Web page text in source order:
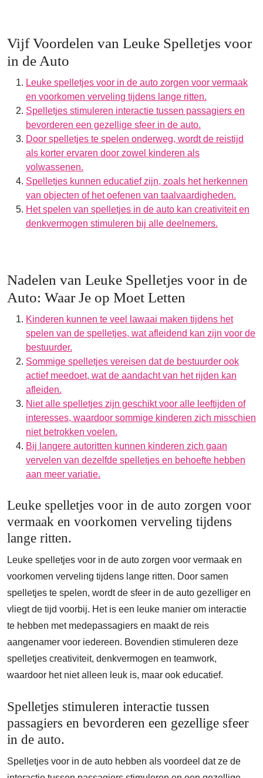
Vijf Voordelen van Leuke Spelletjes voor
in de Auto
Leuke spelletjes voor in de auto zorgen voor vermaak
en voorkomen verveling tijdens lange ritten.
Spelletjes stimuleren interactie tussen passagiers en
bevorderen een gezellige sfeer in de auto.
Door spelletjes te spelen onderweg, wordt de reistijd
als korter ervaren door zowel kinderen als
volwassenen.
Spelletjes kunnen educatief zijn, zoals het herkennen
van objecten of het oefenen van taalvaardigheden.
Het spelen van spelletjes in de auto kan creativiteit en
denkvermogen stimuleren bij alle deelnemers.
Nadelen van Leuke Spelletjes voor in de
Auto: Waar Je op Moet Letten
Kinderen kunnen te veel lawaai maken tijdens het
spelen van de spelletjes, wat afleidend kan zijn voor de
bestuurder.
Sommige spelletjes vereisen dat de bestuurder ook
actief meedoet, wat de aandacht van het rijden kan
afleiden.
Niet alle spelletjes zijn geschikt voor alle leeftijden of
interesses, waardoor sommige kinderen zich misschien
niet betrokken voelen.
Bij langere autoritten kunnen kinderen zich gaan
vervelen van dezelfde spelletjes en behoefte hebben
aan meer variatie.
Leuke spelletjes voor in de auto zorgen voor
vermaak en voorkomen verveling tijdens
lange ritten.
Leuke spelletjes voor in de auto zorgen voor vermaak en
voorkomen verveling tijdens lange ritten. Door samen
spelletjes te spelen, wordt de sfeer in de auto gezelliger en
vliegt de tijd voorbij. Het is een leuke manier om interactie
te hebben met medepassagiers en maakt de reis
aangenamer voor iedereen. Bovendien stimuleren deze
spelletjes creativiteit, denkvermogen en teamwork,
waardoor het niet alleen leuk is, maar ook educatief.
Spelletjes stimuleren interactie tussen
passagiers en bevorderen een gezellige sfeer
in de auto.
Spelletjes voor in de auto hebben als voordeel dat ze de